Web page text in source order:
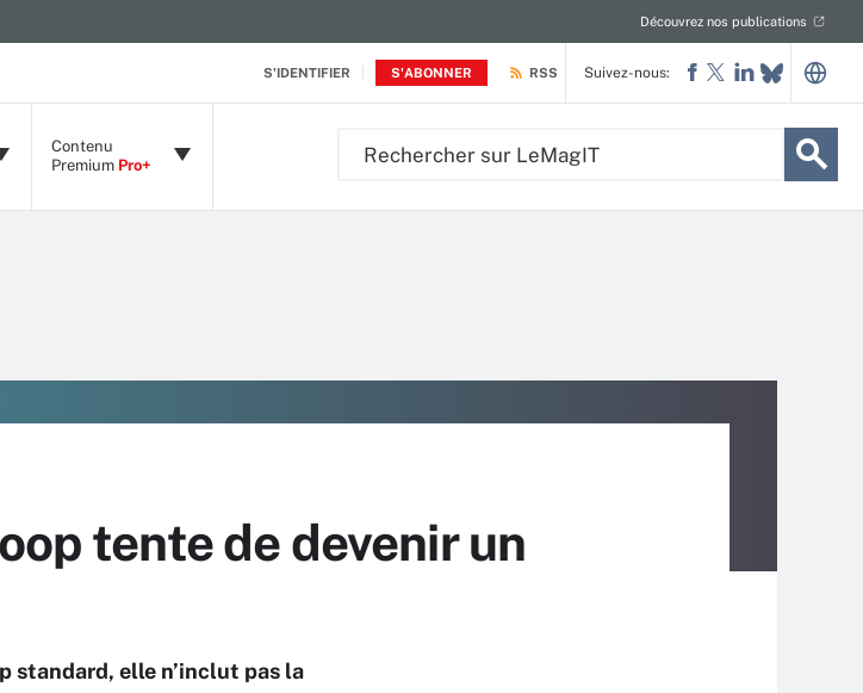
S'IDENTIFIER S'ABONNER
Découvrez nos publications
RSS
Contenu
Premium Pro+
Suivez-nous:
tente de devenir un
standard, elle n’inclut pas la